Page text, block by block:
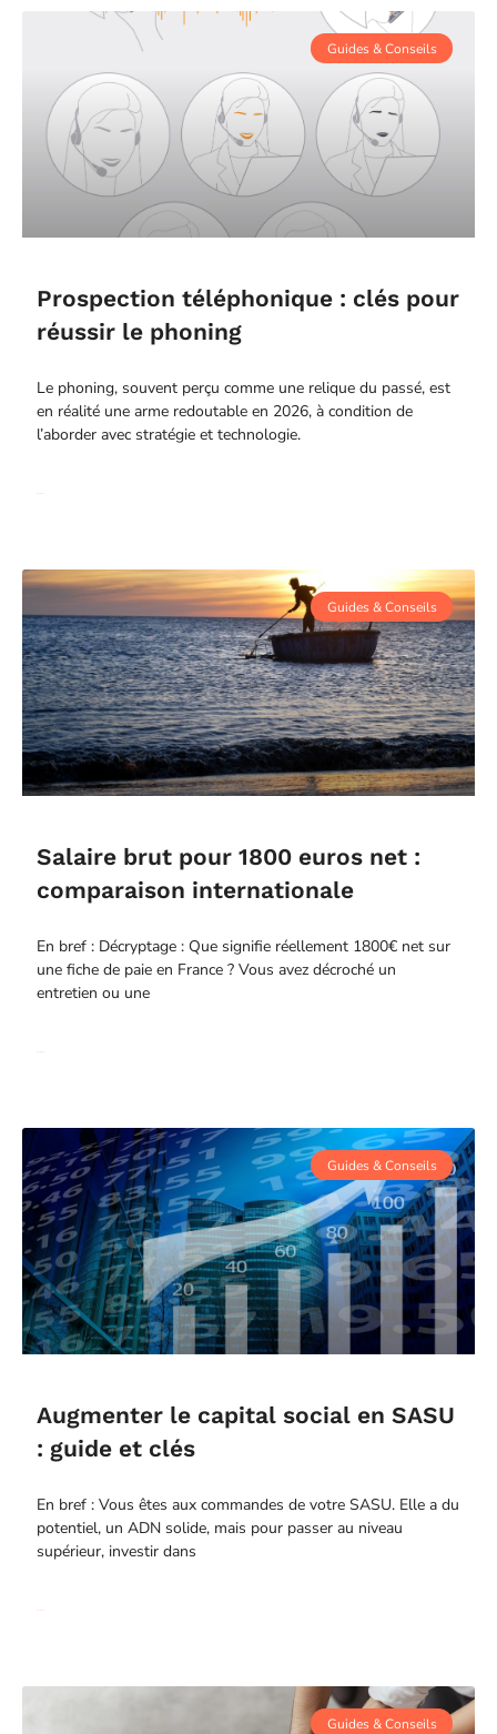
Guides & Conseils
Prospection téléphonique : clés pour
réussir le phoning
Le phoning, souvent perçu comme une relique du passé, est
en réalité une arme redoutable en 2026, à condition de
l’aborder avec stratégie et technologie.
Guides & Conseils
Salaire brut pour 1800 euros net :
comparaison internationale
En bref : Décryptage : Que signifie réellement 1800€ net sur
une fiche de paie en France ? Vous avez décroché un
entretien ou une
Guides & Conseils
Augmenter le capital social en SASU
: guide et clés
En bref : Vous êtes aux commandes de votre SASU. Elle a du
potentiel, un ADN solide, mais pour passer au niveau
supérieur, investir dans
Guides & Conseils